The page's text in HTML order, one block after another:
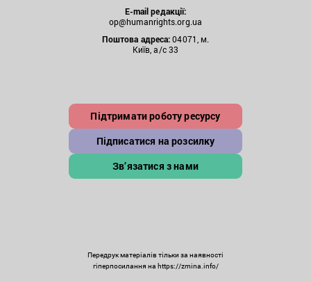
E-mail редакції:
op@humanrights.org.ua
Поштова адреса:04071, м.
Київ, а/с 33
Підтримати роботу ресурсу
Підписатися на розсилку
Зв’язатися з нами
Передрук матеріалів тільки за наявності
гіперпосилання на https://zmina.info/